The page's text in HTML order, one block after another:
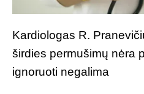
Kardiologas R.
širdies permušimų nėra
ignoruoti negalima